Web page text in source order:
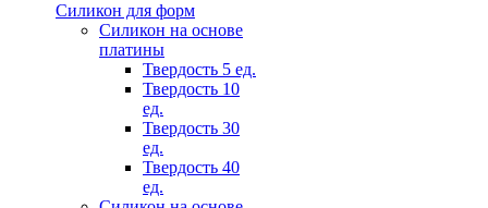
Силикон для форм
Силикон на основе
платины
Твердость 5 ед.
Твердость 10
ед.
Твердость 30
ед.
Твердость 40
ед.